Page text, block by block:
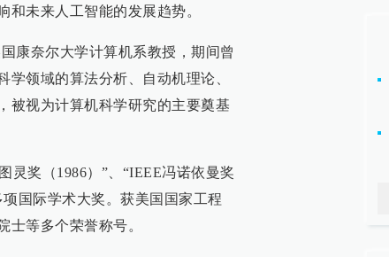
和未来人工智能的发展趋势。
康奈尔大学计算机系教授，期间曾
领域的算法分析、自动机理论、
被视为计算机科学研究的主要奠基
灵奖（1986）”、“IEEE冯诺依曼奖
国际学术大奖。获美国国家工程
士等多个荣誉称号。